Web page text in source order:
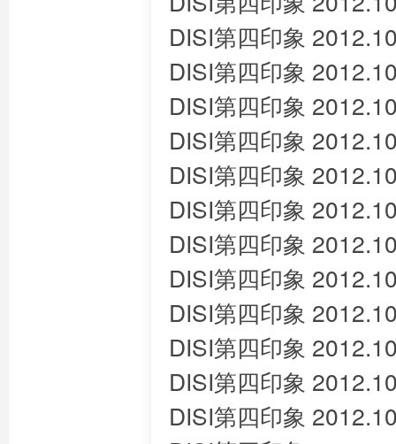
DISI第四印象
DISI第四印象
DISI第四印象
DISI第四印象
DISI第四印象
DISI第四印象
DISI第四印象
DISI第四印象
DISI第四印象
DISI第四印象
DISI第四印象
DISI第四印象